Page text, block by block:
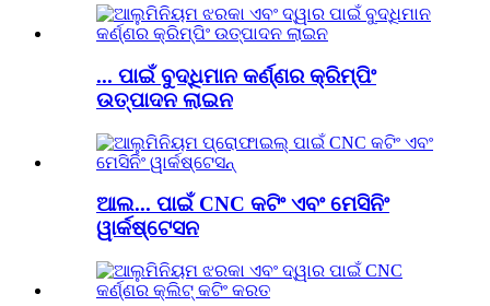
... ପାଇଁ ବୁଦ୍ଧିମାନ କର୍ଣ୍ଣର କ୍ରିମ୍ପିଂ
ଉତ୍ପାଦନ ଲାଇନ
ଆଲ... ପାଇଁ CNC କଟିଂ ଏବଂ ମେସିନିଂ
ୱାର୍କଷ୍ଟେସନ